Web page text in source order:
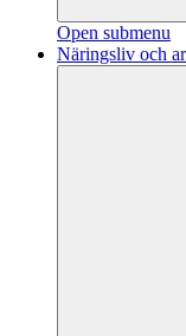
Open submenu
Näringsliv och